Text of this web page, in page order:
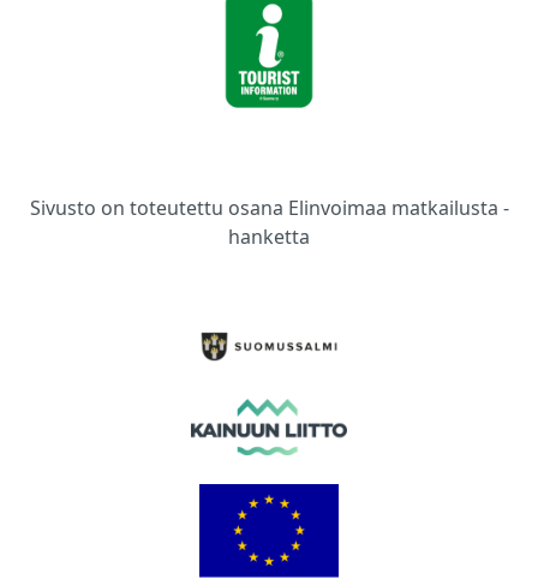
Sivusto on toteutettu osana Elinvoimaa matkailusta -
hanketta